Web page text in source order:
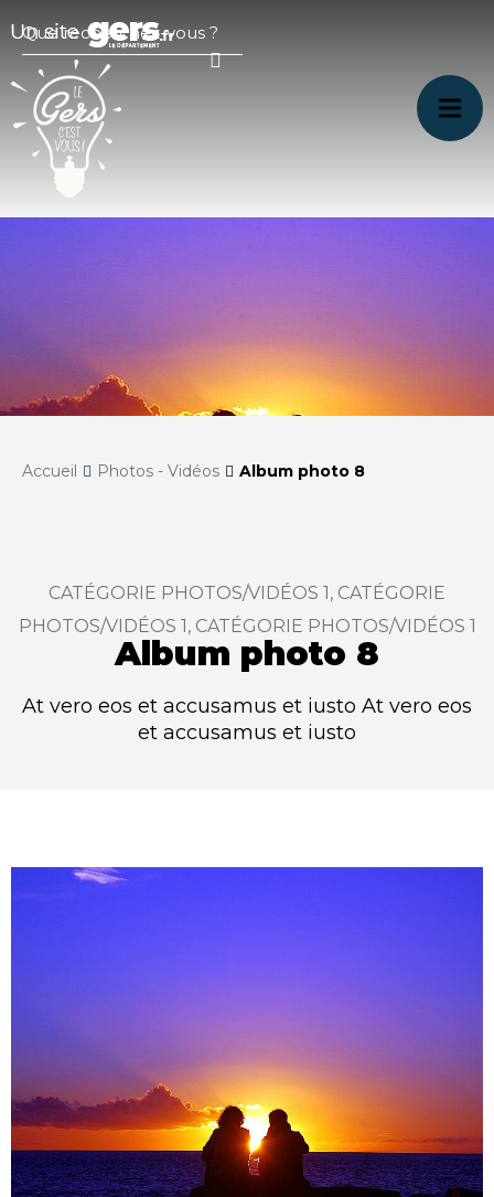
Accueil Photos - Vidéos Album photo 8
CATÉGORIE PHOTOS/VIDÉOS 1, CATÉGORIE
PHOTOS/VIDÉOS 1, CATÉGORIE PHOTOS/VIDÉOS 1
Album photo 8
At vero eos et accusamus et iusto At vero eos
et accusamus et iusto